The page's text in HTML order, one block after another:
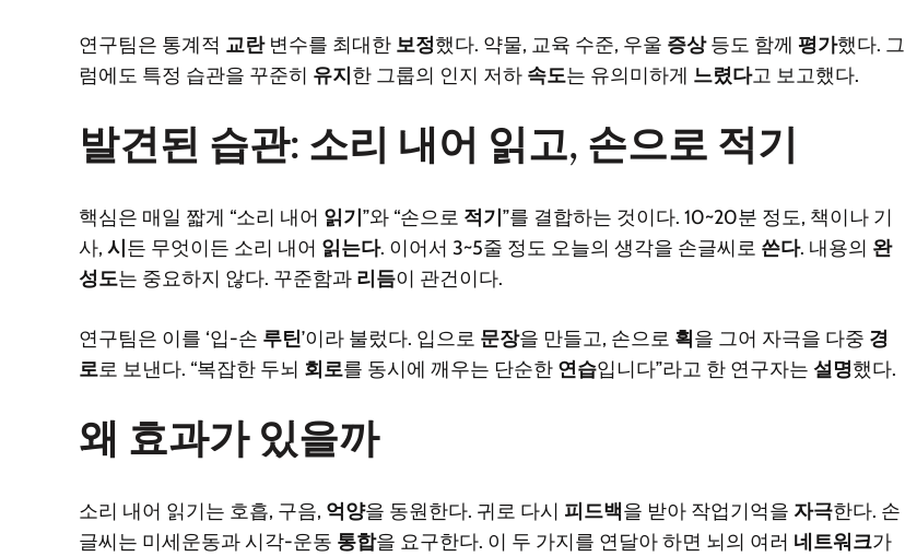
연구팀은 통계적 교란변수를 최대한 보정했다. 약물, 교육 수준, 우울 증상등도 함께 평가했다. 그
럼에도 특정 습관을 꾸준히 유지한 그룹의 인지 저하 속도는 유의미하게 느렸다고 보고했다.
발견된 습관: 소리 내어 읽고, 손으로 적기
핵심은 매일 짧게 “소리 내어 읽기”와 “손으로 적기”를 결합하는 것이다. 10~20분 정도, 책이나 기
사, 시든 무엇이든 소리 내어 읽는다. 이어서 3~5줄 정도 오늘의 생각을 손글씨로 쓴다. 내용의 완
성도는 중요하지 않다. 꾸준함과 리듬이 관건이다.
연구팀은 이를 ‘입-손 루틴’이라 불렀다. 입으로 문장을 만들고, 손으로 획을 그어 자극을 다중 경
로로 보낸다. “복잡한 두뇌 회로를 동시에 깨우는 단순한 연습입니다”라고 한 연구자는 설명했다.
왜 효과가 있을까
소리 내어 읽기는 호흡, 구음, 억양을 동원한다. 귀로 다시 피드백을 받아 작업기억을 자극한다. 손
글씨는 미세운동과 시각-운동 통합을 요구한다. 이 두 가지를 연달아 하면 뇌의 여러 네트워크가